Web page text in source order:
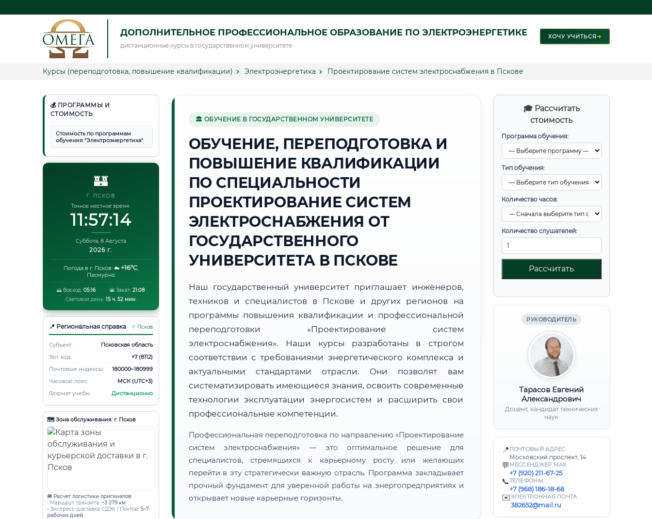
ДОПОЛНИТЕЛЬНОЕ ПРОФЕССИОНАЛЬНОЕ ОБРАЗОВАНИЕ ПО ЭЛЕКТРОЭНЕРГЕТИКЕ
дистанционные курсы в государственном университете
ХОЧУ УЧИТЬСЯ➜
Курсы (переподготовка, повышение квалификации) Электроэнергетика Проектирование систем электроснабжения в Пскове
💰 ПРОГРАММЫ И
СТОИМОСТЬ
Стоимость по программам
обучения "Электроэнергетика"
🏰
Г. ПСКОВ
Точное местное время:
11:57:15
Суббота, 8 Августа
2026 г.
Погода в г. Псков: ☁️ +16°C,
Пасмурно
🌅 Восход: 05:16 🌇 Закат: 21:08
Световой день: 15 ч. 52 мин.
📍 Региональная справка г. Псков
Субъект:
Псковская область
Тел. код:
+7 (8112)
Почтовые индексы:
180000–180999
Часовой пояс:
МСК (UTC+3)
Формат учебы:
Дистанционно
🗺️ Зона обслуживания: г. Псков
🚚 Расчет логистики оригиналов:
• Маршрут транзита: ~3 279 км
• Экспресс-доставка СДЭК / Почтой: 5–7
рабочих дней
🎓 Рассчитать
стоимость
Программа обучения:
Тип обучения:
Количество часов:
Количество слушателей:
Рассчитать
РУКОВОДИТЕЛЬ
Тарасов Евгений
Александрович
Доцент, кандидат технических
наук
📍 ПОЧТОВЫЙ АДРЕС
Московский проспект, 14
💬 МЕССЕНДЖЕР MAX
+7 (920) 211-67-25
📞ТЕЛЕФОНЫ
+7 (968) 186-18-68
✉️ЭЛЕКТРОННАЯ ПОЧТА
382652@mail.ru
🏛 ОБУЧЕНИЕ В ГОСУДАРСТВЕННОМ УНИВЕРСИТЕТЕ
ОБУЧЕНИЕ, ПЕРЕПОДГОТОВКА И
ПОВЫШЕНИЕ КВАЛИФИКАЦИИ
ПО СПЕЦИАЛЬНОСТИ
ПРОЕКТИРОВАНИЕ СИСТЕМ
ЭЛЕКТРОСНАБЖЕНИЯ ОТ
ГОСУДАРСТВЕННОГО
УНИВЕРСИТЕТА В ПСКОВЕ
Наш государственный университет приглашает инженеров,
техников и специалистов в Пскове и других регионов на
программы повышения квалификации и профессиональной
переподготовки «Проектирование систем
электроснабжения». Наши курсы разработаны в строгом
соответствии с требованиями энергетического комплекса и
актуальными стандартами отрасли. Они позволят вам
систематизировать имеющиеся знания, освоить современные
технологии эксплуатации энергосистем и расширить свои
профессиональные компетенции.
Профессиональная переподготовка по направлению «Проектирование
систем электроснабжения» — это оптимальное решение для
специалистов, стремящихся к карьерному росту или желающих
перейти в эту стратегически важную отрасль. Программа закладывает
прочный фундамент для уверенной работы на энергопредприятиях и
открывает новые карьерные горизонты.